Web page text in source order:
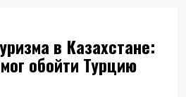
в Казахстане:
обойти Турцию